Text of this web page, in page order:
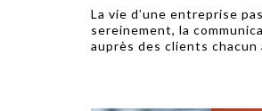
La vie d’une entreprise
sereinement, la
auprès des clients chacun